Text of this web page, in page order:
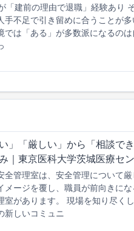
「建前の理由で退職」経験あり
手不足で引き留めに合うことが
では「ある」が多数派になるの
い」「厳しい」から「相談で
｜東京医科大学茨城医療セ
全管理室は、安全管理について
メージを覆し、職員が前向きに
室があります。 現場を知り尽く
新しいコミュニ